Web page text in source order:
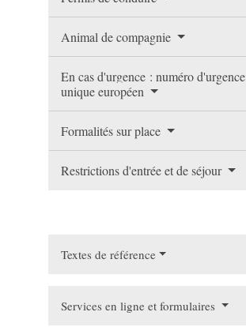
Animal de compagnie
En cas d'urgence : numéro d'urgence
unique européen
Formalités sur place
Restrictions d'entrée et de séjour
Textes de référence
Services en ligne et formulaires